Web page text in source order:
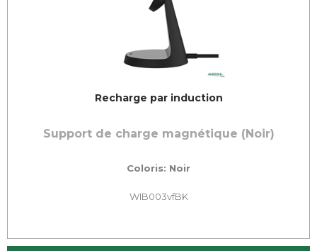
Recharge par induction
Support de charge magnétique (Noir)
Coloris: Noir
WIB003vfBK